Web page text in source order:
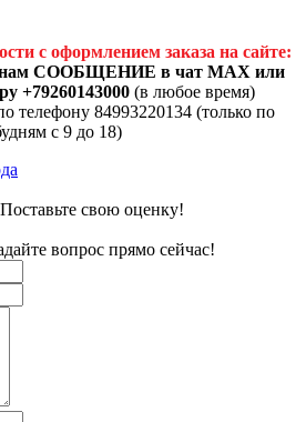
с оформлением заказа на сайте:
СООБЩЕНИЕ в чат MAX или
+79260143000(в любое время)
телефону 84993220134 (только по
с 9 до 18)
Поставьте свою оценку!
вопрос прямо сейчас!